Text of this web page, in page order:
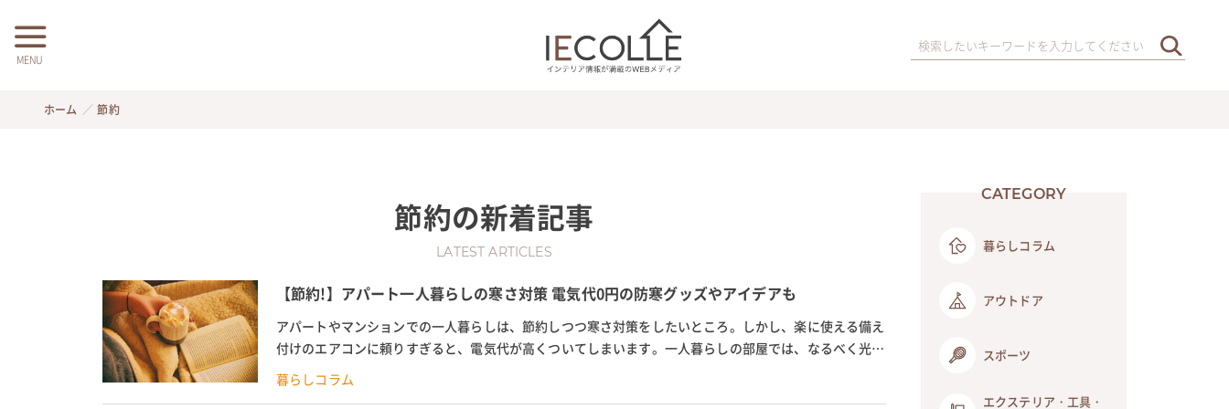
MENU
ホーム 節約
節約の新着記事
LATEST ARTICLES
【節約!】アパート一人暮らしの寒さ対策 電気代0円の防寒グッズやアイデアも
アパートやマンションでの一人暮らしは、節約しつつ寒さ対策をしたいところ。しかし、楽に使える備え
付けのエアコンに頼りすぎると、電気代が高くついてしまいます。一人暮らしの部屋では、なるべく光熱
費がかからない暖房器具を使って、節約しながら部屋...
暮らしコラム
CATEGORY
暮らしコラム
アウトドア
スポーツ
エクステリア・工具・